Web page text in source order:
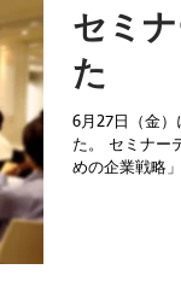
セミ
た
6月27日（金
た。 セミナー
めの企業戦略